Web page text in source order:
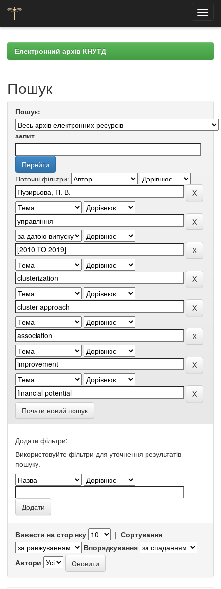
navigationЕлектронний архів КНУТД
Пошук
Пошук:
запит
Поточні фільтри:
Почати новий пошук
Додати фільтри:
Використовуйте фільтри для уточнення результатів
пошуку.
Вивести на сторінку | Сортування
Впорядкування
Автори